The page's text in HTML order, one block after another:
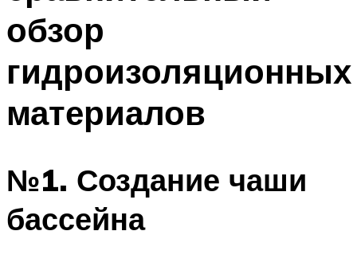
обзор
гидроизоляционных
материалов
№1. Создание чаши
бассейна